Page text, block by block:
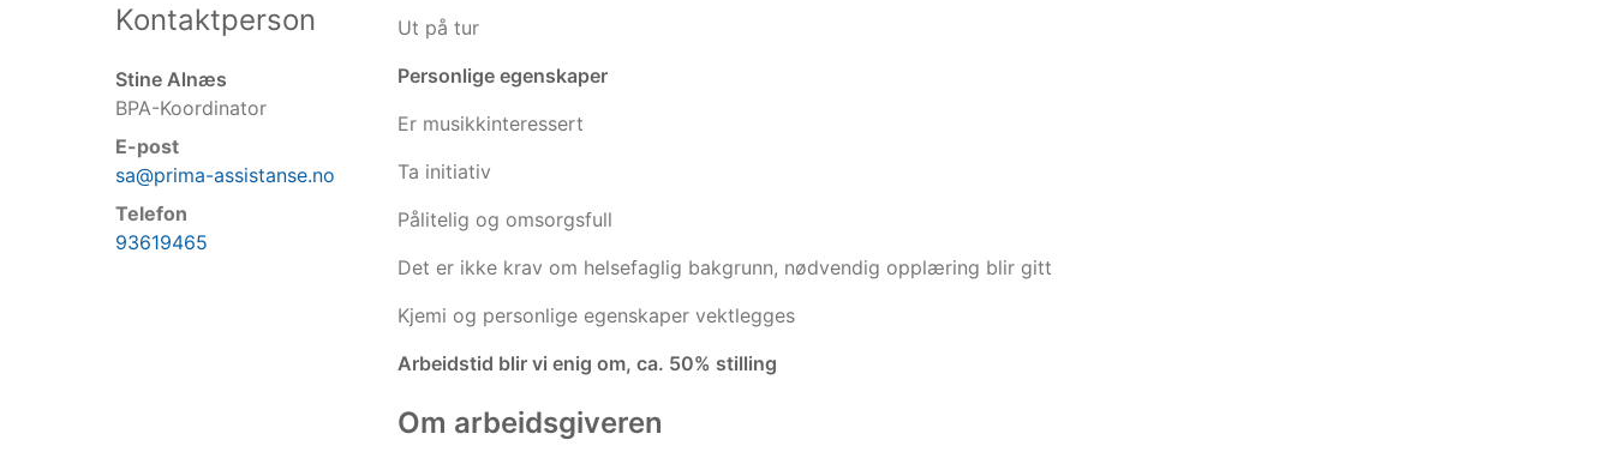
Kontaktperson
Stine Alnæs
BPA-Koordinator
E-post
sa@prima-assistanse.no
Telefon
93619465
Ut på tur
Personlige egenskaper
Er musikkinteressert
Ta initiativ
Pålitelig og omsorgsfull
Det er ikke krav om helsefaglig bakgrunn, nødvendig opplæring blir gitt
Kjemi og personlige egenskaper vektlegges
Arbeidstid blir vi enig om, ca. 50% stilling
Om arbeidsgiveren